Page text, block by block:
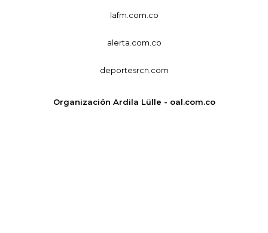
lafm.com.co
alerta.com.co
deportesrcn.com
Organización Ardila Lülle - oal.com.co